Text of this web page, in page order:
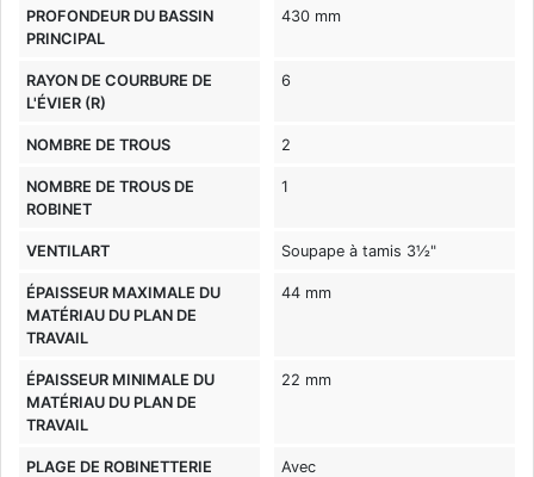
PROFONDEUR DU BASSIN
PRINCIPAL
430 mm
RAYON DE COURBURE DE
L'ÉVIER (R)
6
NOMBRE DE TROUS 2
NOMBRE DE TROUS DE
ROBINET
1
VENTILART Soupape à tamis 3½"
ÉPAISSEUR MAXIMALE DU
MATÉRIAU DU PLAN DE
TRAVAIL
44 mm
ÉPAISSEUR MINIMALE DU
MATÉRIAU DU PLAN DE
TRAVAIL
22 mm
PLAGE DE ROBINETTERIE Avec